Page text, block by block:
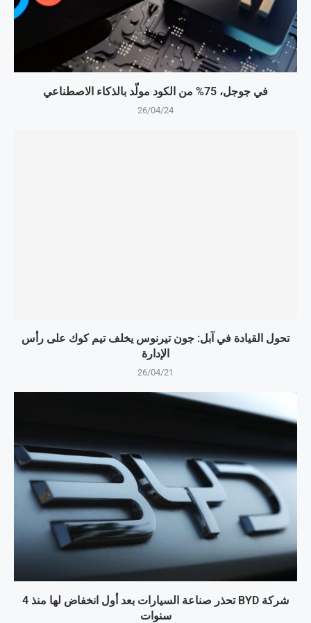
في جوجل، 75% من الكود مولّد بالذكاء الاصطناعي
26/04/24
تحول القيادة في آبل: جون تيرنوس يخلف تيم كوك على رأس
الإدارة
26/04/21
شركة BYD تحذر صناعة السيارات بعد أول انخفاض لها منذ 4
سنوات